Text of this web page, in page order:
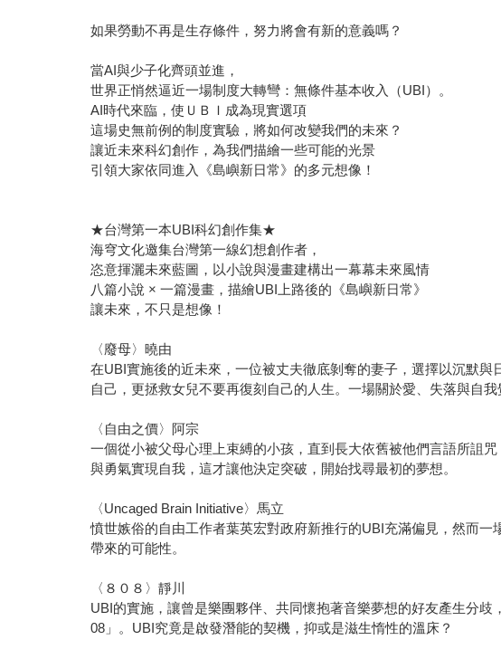
如果勞動不再是生存條件，努力將會有新的意義嗎？
當AI與少子化齊頭並進，
世界正悄然逼近一場制度大轉彎：無條件基本收入（UBI）。
AI時代來臨，使ＵＢＩ成為現實選項
這場史無前例的制度實驗，將如何改變我們的未來？
讓近未來科幻創作，為我們描繪一些可能的光景
引領大家依同進入《島嶼新日常》的多元想像！
★台灣第一本UBI科幻創作集★
海穹文化邀集台灣第一線幻想創作者，
恣意揮灑未來藍圖，以小說與漫畫建構出一幕幕未來風情
八篇小說 × 一篇漫畫，描繪UBI上路後的《島嶼新日常》
讓未來，不只是想像！
〈廢母〉曉由
在UBI實施後的近未來，一位被丈夫徹底剝奪的妻子，選擇以沉默
自己，更拯救女兒不要再復刻自己的人生。一場關於愛、失落與自我
〈自由之價〉阿宗
一個從小被父母心理上束縛的小孩，直到長大依舊被他們言語所詛
與勇氣實現自我，這才讓他決定突破，開始找尋最初的夢想。
〈Uncaged Brain Initiative〉馬立
憤世嫉俗的自由工作者葉英宏對政府新推行的UBI充滿偏見，然而
帶來的可能性。
〈８０８〉靜川
UBI的實施，讓曾是樂團夥伴、共同懷抱著音樂夢想的好友產生分
08」。UBI究竟是啟發潛能的契機，抑或是滋生惰性的溫床？